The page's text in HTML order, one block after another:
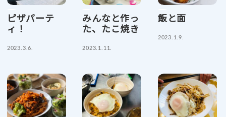
ピザパーテ
ィ！
2023.3.6.
みんなと作っ
た、たこ焼き
2023.1.11.
飯と面
2023.1.9.